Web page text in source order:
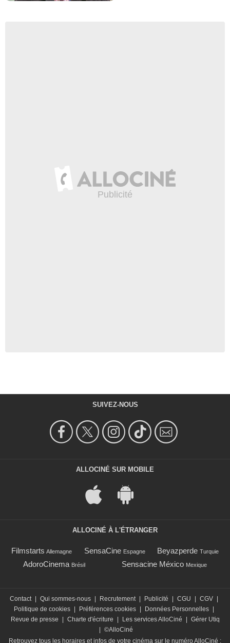
SUIVEZ-NOUS
ALLOCINÉ SUR MOBILE
ALLOCINÉ À L'ÉTRANGER
Filmstarts Allemagne SensaCine Espagne Beyazperde Turquie
AdoroCinema Brésil Sensacine México Mexique
Contact Qui sommes-nous Recrutement Publicité CGU CGV
Politique de cookies
Préférences cookies Données Personnelles
Revue de presse
Charte d'écriture Les services AlloCiné
Gérer Utiq
©AlloCiné
Retrouvez tous les horaires et infos de votre cinéma sur le numéro AlloCiné :